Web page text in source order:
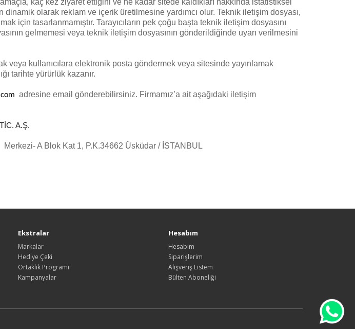
kaç kez ziyaret ettiğini ve ne kadar sitede kaldıkları hakkında istatistiksel
olarak reklam ve içerik üretilmesine yardımcı olur. Teknik iletişim dosyası,
için tasarlanmamıştır. Tarayıcıların pek çoğu başta teknik iletişim dosyasını
gelmemesi veya teknik iletişim dosyasının gönderildiğinde uyarı verilmesini
veya kullanıcılara elektronik posta göndermek veya sitesinde yayınlamak
tarihte yürürlük kazanır.
adresine email gönderebilirsiniz. Firmamız’a ait aşağıdaki iletişim
VE TİC. A.Ş.
A Blok Kat 1, P.K.34662 Üsküdar / İSTANBUL
Ekstralar
Markalar
Hediye Çeki
Ortaklık Programı
Kampanyalar
Hesabım
Hesabım
Siparişlerim
Alışveriş Listem
Bülten Aboneliği